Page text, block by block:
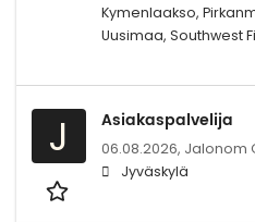
Kymenlaakso,
Uusimaa, Southwest
J Asiakaspalvelija
06.08.2026, Jalonom
Jyväskylä